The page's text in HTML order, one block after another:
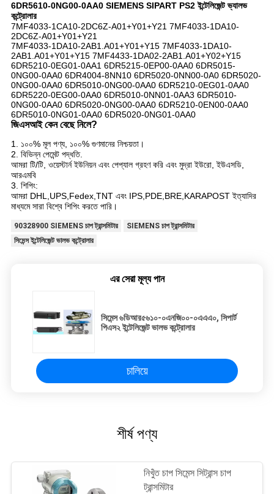
6DR5610-0NG00-0AA0 SIEMENS SIPART PS2 ইন্টেলিজেন্ট ভ্যালভ
কন্ট্রোলার
7MF4033-1CA10-2DC6Z-A01+Y01+Y21 7MF4033-1DA10-
2DC6Z-A01+Y01+Y21
7MF4033-1DA10-2AB1.A01+Y01+Y15 7MF4033-1DA10-
2AB1.A01+Y01+Y15 7MF4433-1DA02-2AB1.A01+Y02+Y15
6DR5210-0EG01-0AA1 6DR5215-0EP00-0AA0 6DR5015-
0NG00-0AA0 6DR4004-8NN10 6DR5020-0NN00-0A0 6DR5020-
0NG00-0AA0 6DR5010-0NG00-0AA0 6DR5210-0EG01-0AA0
6DR5220-0EG00-0AA0 6DR5010-0NN01-0AA3 6DR5010-
0NG00-0AA0 6DR5020-0NG00-0AA0 6DR5210-0EN00-0AA0
6DR5010-0NG01-0AA0 6DR5020-0NG01-0AA0
জিএসআই কেন বেছে নিলে?
1. ১০০% মূল পণ্য, ১০০% গুণমানের নিশ্চয়তা।
2. বিভিন্ন পেমেন্ট পদ্ধতি.
আমরা টি/টি, ওয়েস্টার্ন ইউনিয়ন এবং পেপ্যাল গ্রহণ করি এবং মুদ্রা ইউরো, ইউএসডি,
আরএমবি
3. শিপিং:
আমরা DHL,UPS,Fedex,TNT এবং IPS,PDE,BRE,KARAPOST ইত্যাদির
মাধ্যমে সারা বিশ্বে শিপিং করতে পারি।
90328900 SIEMENS চাপ ট্রান্সমিটার
SIEMENS চাপ ট্রান্সমিটার
সিমেন্স ইন্টেলিজেন্ট ভালভ কন্ট্রোলার
এর সেরা মূল্য পান
সিমেন্স ৬ডিআর৫৬১০-০এনজি০০-০এএএ০, সিপার্ট
পিএস২ ইন্টেলিজেন্ট ভালভ কন্ট্রোলার
চালিয়ে
শীর্ষ পণ্য
নিখুঁত চাপ সিমেন্স সিট্রান্স চাপ
ট্রান্সমিটার